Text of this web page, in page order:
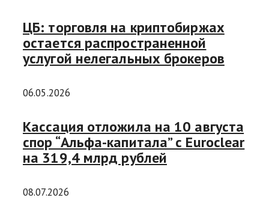
ЦБ: торговля на криптобиржах
остается распространенной
услугой нелегальных брокеров
06.05.2026
Кассация отложила на 10 августа
спор “Альфа-капитала” с Euroclear
на 319,4 млрд рублей
08.07.2026